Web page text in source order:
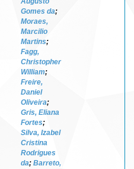
Gomes da;
Moraes,
Marcilio
Martins;
Fagg,
Christopher
William;
Freire,
Daniel
Oliveira;
Gris, Eliana
Fortes;
Silva, Izabel
Cristina
Rodrigues
da; Barreto,